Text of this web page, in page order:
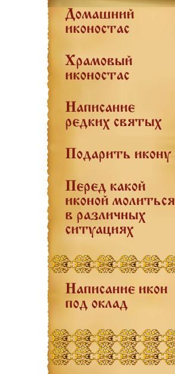
Домашний
иконостас
Храмовый
иконостас
Написание
редких святых
Подарить икону
Перед какой
иконой молиться
в различных
ситуациях
Написание икон
под оклад